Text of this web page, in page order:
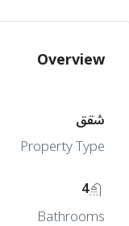
Overview
شقق
Property Type
4
Bathrooms